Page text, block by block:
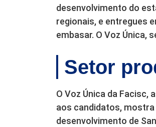
desenvolvimento do
regionais, e entregues
embasar. O Voz Única,
Setor
O Voz Única da Facisc,
aos candidatos,
desenvolvimento de